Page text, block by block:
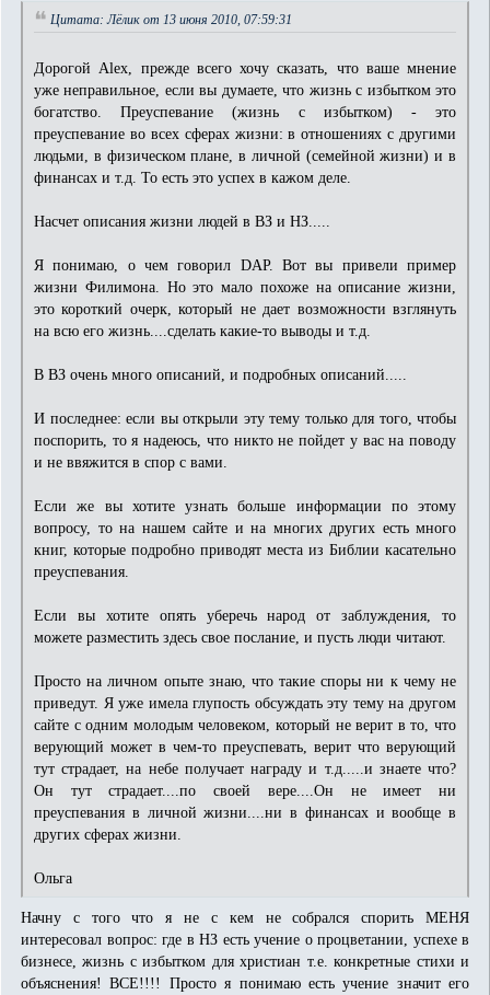
Цитата: Лёлик от 13 июня 2010, 07:59:31
Дорогой Alex, прежде всего хочу сказать, что ваше мнение
уже неправильное, если вы думаете, что жизнь с избытком это
богатство. Преуспевание (жизнь с избытком) - это
преуспевание во всех сферах жизни: в отношениях с другими
людьми, в физическом плане, в личной (семейной жизни) и в
финансах и т.д. То есть это успех в кажом деле.
Насчет описания жизни людей в ВЗ и НЗ.....
Я понимаю, о чем говорил DAP. Вот вы привели пример
жизни Филимона. Но это мало похоже на описание жизни,
это короткий очерк, который не дает возможности взглянуть
на всю его жизнь....сделать какие-то выводы и т.д.
В ВЗ очень много описаний, и подробных описаний.....
И последнее: если вы открыли эту тему только для того, чтобы
поспорить, то я надеюсь, что никто не пойдет у вас на поводу
и не ввяжится в спор с вами.
Если же вы хотите узнать больше информации по этому
вопросу, то на нашем сайте и на многих других есть много
книг, которые подробно приводят места из Библии касательно
преуспевания.
Если вы хотите опять уберечь народ от заблуждения, то
можете разместить здесь свое послание, и пусть люди читают.
Просто на личном опыте знаю, что такие споры ни к чему не
приведут. Я уже имела глупость обсуждать эту тему на другом
сайте с одним молодым человеком, который не верит в то, что
верующий может в чем-то преуспевать, верит что верующий
тут страдает, на небе получает награду и т.д.....и знаете что?
Он тут страдает....по своей вере....Он не имеет ни
преуспевания в личной жизни....ни в финансах и вообще в
других сферах жизни.
Ольга
Начну с того что я не с кем не собрался спорить МЕНЯ
интересовал вопрос: где в НЗ есть учение о процветании, успехе в
бизнесе, жизнь с избытком для христиан т.е. конкретные стихи и
объяснения! ВСЕ!!!! Просто я понимаю есть учение значит его